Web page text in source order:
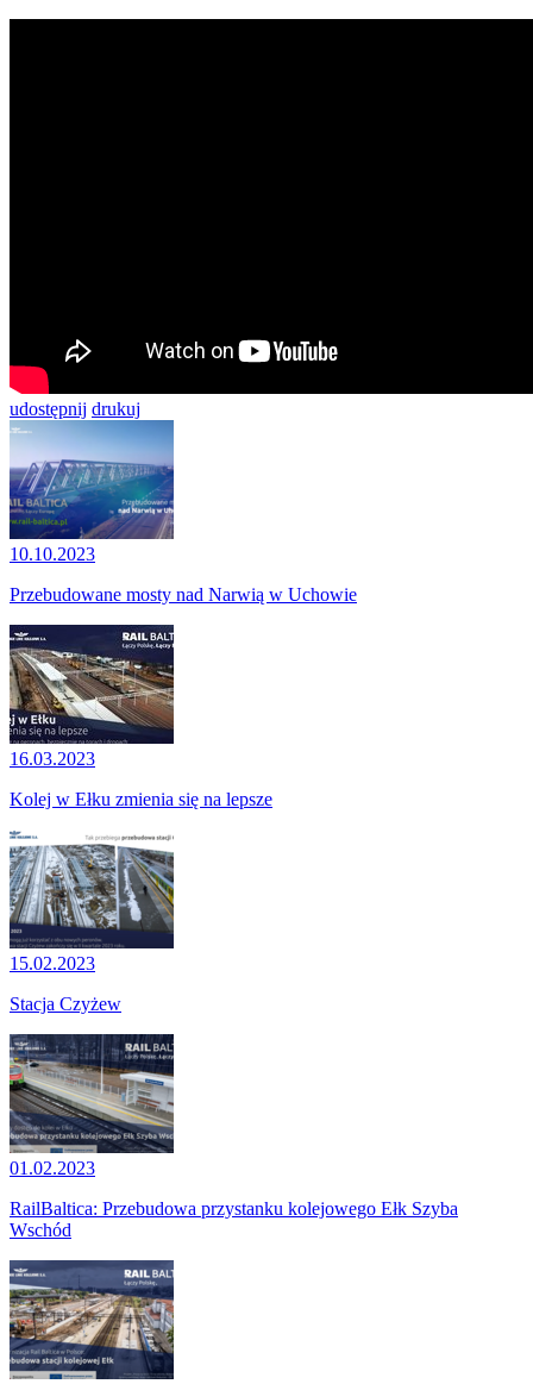
udostępnij drukuj
10.10.2023
Przebudowane mosty nad Narwią w Uchowie
16.03.2023
Kolej w Ełku zmienia się na lepsze
15.02.2023
Stacja Czyżew
01.02.2023
RailBaltica: Przebudowa przystanku kolejowego Ełk Szyba
Wschód